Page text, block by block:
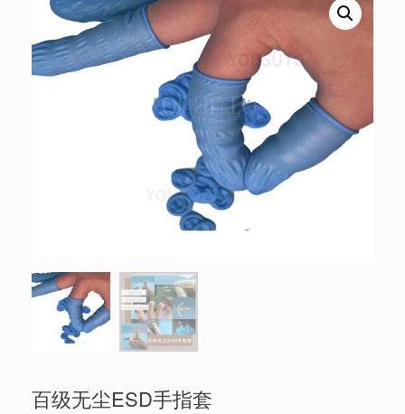
百级无尘ESD手指套